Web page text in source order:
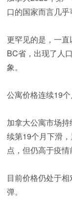
口的国家而言几乎
更罕见的是，一
BC省，出现了人
象。
公寓价格连续19
加拿大公寓市场
续第19个月下滑
点，但仍高于疫情
目前价格仍处于
弹。